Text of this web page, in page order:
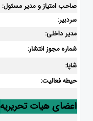
صاحب امتیاز و مدیر مسئول:
سردبیر:
مدیر داخلی:
شماره مجوز انتشار:
شاپا:
حیطه فعالیت:
اعضای هیات تحریریه